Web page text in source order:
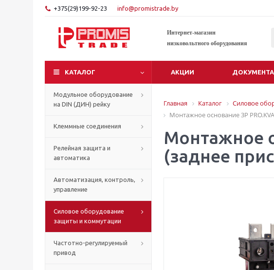
+375(29)199-92-23 info@promistrade.by
Интернет-магазин
низковольтного оборудования
КАТАЛОГ АКЦИИ
Модульное оборудование
на DIN (ДИН) рейку
Клеммные соединения
Релейная защита и
автоматика
Автоматизация, контроль,
управление
Силовое оборудование
защиты и коммутации
Частотно-регулируемый
привод
Главная Каталог Силовое
Монтажное основание 3P
Монтажное
(заднее